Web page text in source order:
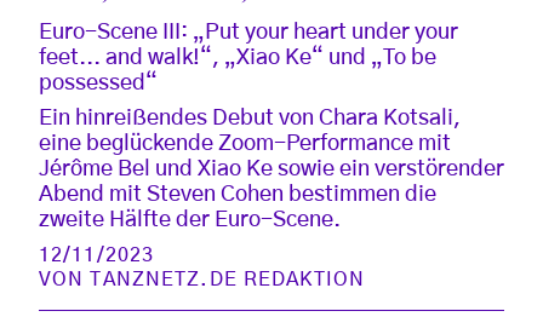
Euro-Scene III: „Put your heart under your
feet... and walk!“, „Xiao Ke“ und „To be
possessed“
Ein hinreißendes Debut von Chara Kotsali,
eine beglückende Zoom-Performance mit
Jérôme Bel und Xiao Ke sowie ein verstörender
Abend mit Steven Cohen bestimmen die
zweite Hälfte der Euro-Scene.
12/11/2023
VON
TANZNETZ.DE REDAKTION